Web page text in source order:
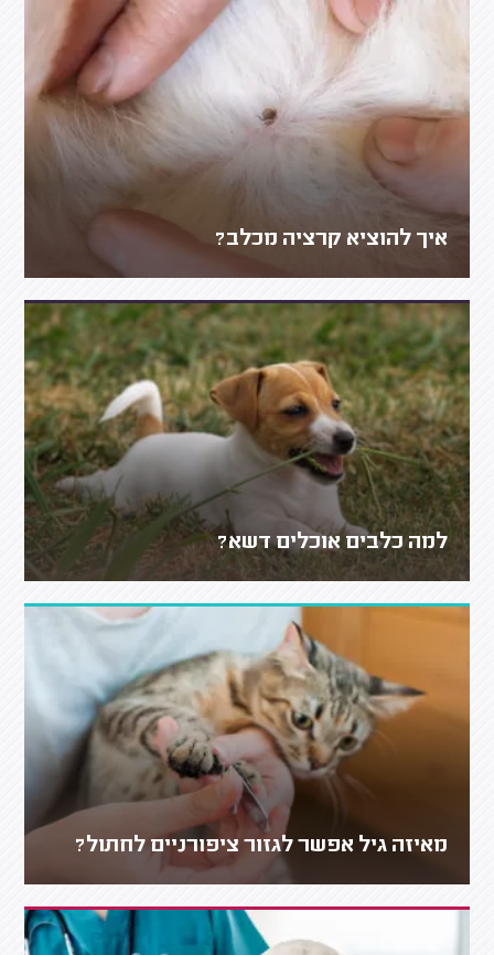
איך להוציא קרציה מכלב?
למה כלבים אוכלים דשא?
מאיזה גיל אפשר לגזור ציפורניים לחתול?